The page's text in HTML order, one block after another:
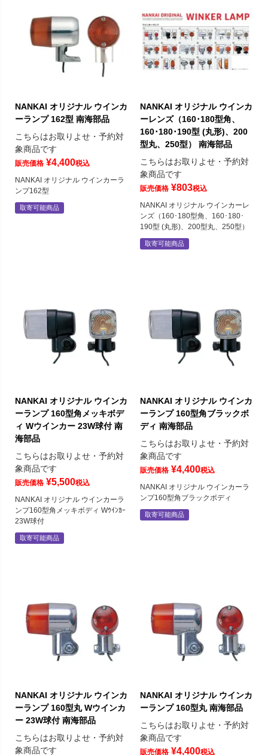
NANKAI オリジナル ウインカ
ーランプ 162型 南海部品
こちらはお取りよせ・予約対
象商品です
販売価格 ¥4,400税込
NANKAI オリジナル ウインカーラ
ンプ162型
取寄可能商品
NANKAI オリジナル ウインカ
ーレンズ（160･180型角、
160･180･190型 (丸形)、200
型丸、250型） 南海部品
こちらはお取りよせ・予約対
象商品です
販売価格 ¥803税込
NANKAI オリジナル ウインカーレ
ンズ（160･180型角、160･180･
190型 (丸形)、200型丸、250型）
取寄可能商品
NANKAI オリジナル ウインカ
ーランプ 160型角メッキボデ
ィ Wウインカー 23W球付 南
海部品
こちらはお取りよせ・予約対
象商品です
販売価格 ¥5,500税込
NANKAI オリジナル ウインカーラ
ンプ160型角メッキボディ Wｳｲﾝｶｰ
23W球付
取寄可能商品
NANKAI オリジナル ウインカ
ーランプ 160型角ブラックボ
ディ 南海部品
こちらはお取りよせ・予約対
象商品です
販売価格 ¥4,400税込
NANKAI オリジナル ウインカーラ
ンプ160型角ブラックボディ
取寄可能商品
NANKAI オリジナル ウインカ
ーランプ 160型丸 Wウインカ
ー 23W球付 南海部品
こちらはお取りよせ・予約対
象商品です
NANKAI オリジナル ウインカ
ーランプ 160型丸 南海部品
こちらはお取りよせ・予約対
象商品です
販売価格 ¥4,400税込